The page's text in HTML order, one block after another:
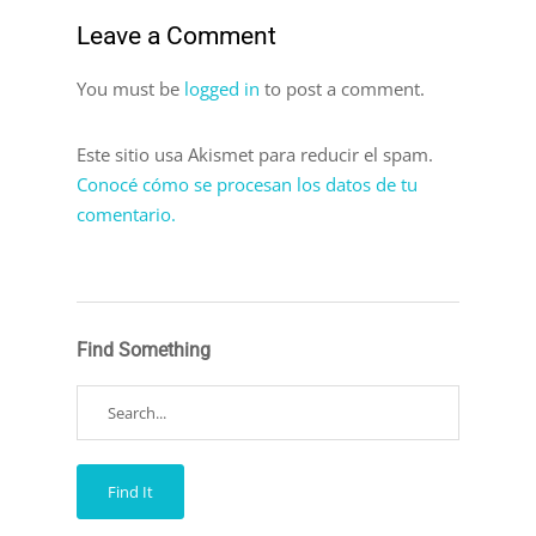
Leave a Comment
You must be logged in to post a comment.
Este sitio usa Akismet para reducir el spam.
Conocé cómo se procesan los datos de tu
comentario.
Find Something